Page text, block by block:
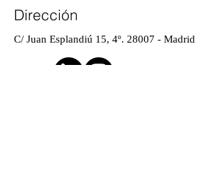
Dirección
C/ Juan Esplandiú 15, 4º. 28007 - Madrid